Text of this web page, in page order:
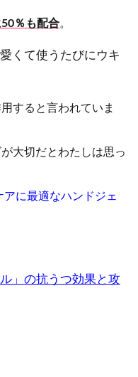
％も配合。
くて使うたびにウキ
すると言われていま
大切だとわたしは思っ
に最適なハンドジェ
」の抗うつ効果と攻